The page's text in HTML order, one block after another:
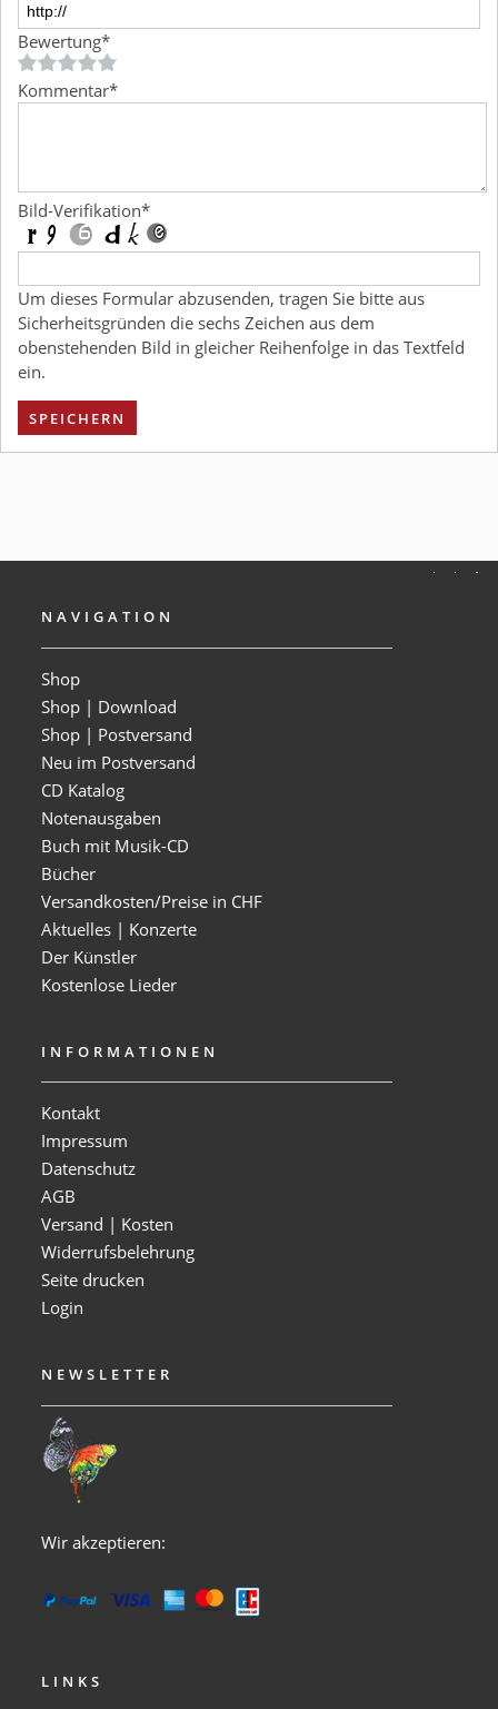
Bewertung*
Kommentar*
Bild-Verifikation*
Um dieses Formular abzusenden, tragen Sie bitte aus
Sicherheitsgründen die sechs Zeichen aus dem
obenstehenden Bild in gleicher Reihenfolge in das Textfeld
ein.
SPEICHERN
NAVIGATION
Shop
Shop | Download
Shop | Postversand
Neu im Postversand
CD Katalog
Notenausgaben
Buch mit Musik-CD
Bücher
Versandkosten/Preise in CHF
Aktuelles | Konzerte
Der Künstler
Kostenlose Lieder
INFORMATIONEN
Kontakt
Impressum
Datenschutz
AGB
Versand | Kosten
Widerrufsbelehrung
Seite drucken
Login
NEWSLETTER
Wir akzeptieren:
LINKS